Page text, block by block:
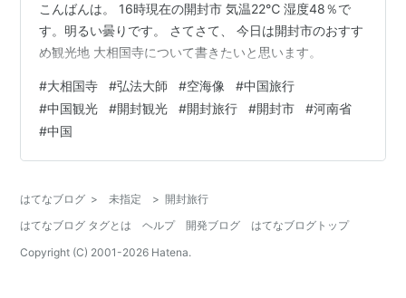
こんばんは。 16時現在の開封市 気温22℃ 湿度48％で
す。明るい曇りです。 さてさて、 今日は開封市のおすす
め観光地 大相国寺について書きたいと思います。
#大相国寺 #弘法大師 #空海像 #中国旅行
#中国観光 #開封観光 #開封旅行 #開封市 #河南省
#中国
はてなブログ > 未指定 > 開封旅行
はてなブログ タグとは
ヘルプ 開発ブログ
はてなブログトップ
Copyright (C) 2001-2026 Hatena.